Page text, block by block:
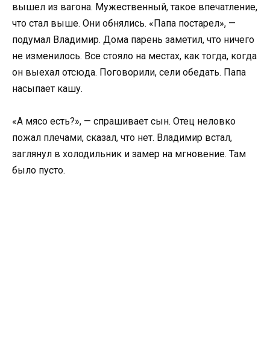
вышел из вагона. Мужественный, такое впечатление,
что стал выше. Они обнялись. «Папа постарел», —
подумал Владимир. Дома парень заметил, что ничего
не изменилось. Все стояло на местах, как тогда, когда
он выехал отсюда. Поговорили, сели обедать. Папа
насыпает кашу.
«А мясо есть?», — спрашивает сын. Отец неловко
пожал плечами, сказал, что нет. Владимир встал,
заглянул в холодильник и замер на мгновение. Там
было пусто.